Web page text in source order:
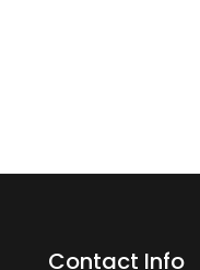
Contact Info